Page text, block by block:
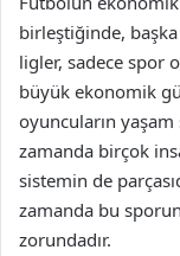
birleştiğinde,
ligler, sadece spor
büyük ekonomik
oyuncuların yaşam
zamanda birçok
sistemin de
zamanda bu
zorundadır.